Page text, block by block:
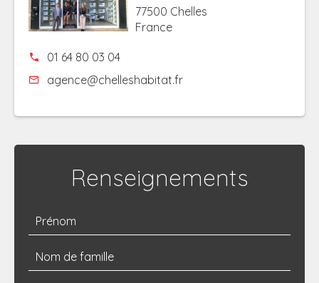
77500 Chelles
France
01 64 80 03 04
agence@chelleshabitat.fr
Renseignements